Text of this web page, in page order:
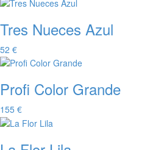
Tres Nueces Azul
52 €
Profi Color Grande
155 €